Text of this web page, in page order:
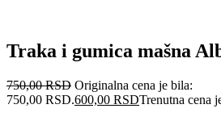
Traka i gumica mašna
750,00RSD Originalna cena je bila:
750,00 RSD.600,00 RSDTrenutna cena